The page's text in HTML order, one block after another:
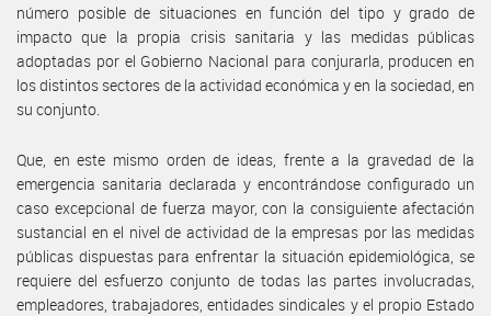
número posible de situaciones en función del tipo y grado de
impacto que la propia crisis sanitaria y las medidas públicas
adoptadas por el Gobierno Nacional para conjurarla, producen en
los distintos sectores de la actividad económica y en la sociedad, en
su conjunto.
Que, en este mismo orden de ideas, frente a la gravedad de la
emergencia sanitaria declarada y encontrándose configurado un
caso excepcional de fuerza mayor, con la consiguiente afectación
sustancial en el nivel de actividad de la empresas por las medidas
públicas dispuestas para enfrentar la situación epidemiológica, se
requiere del esfuerzo conjunto de todas las partes involucradas,
empleadores, trabajadores, entidades sindicales y el propio Estado